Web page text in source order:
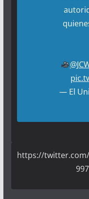
— El
https://